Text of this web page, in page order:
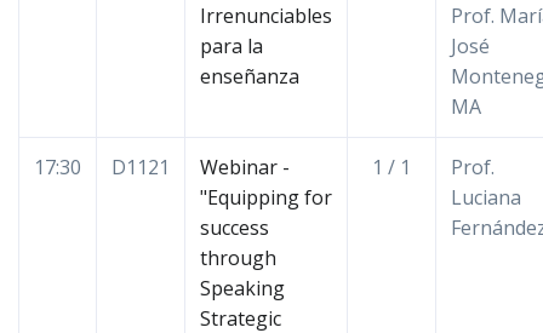
Irrenunciables
para la
enseñanza
Prof.
José
MA
17:30 D1121
Webinar -
"Equipping for
success
through
Speaking
Strategic
1 / 1
Prof.
Luciana